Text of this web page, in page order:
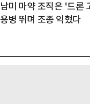
남미 마약 조직은 '드론
용병 뛰며 조종 익혔다